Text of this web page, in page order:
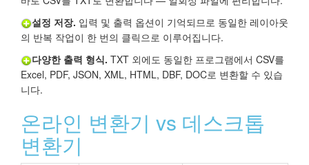
설정 저장. 입력 및 출력 옵션이 기억되므로 동일한 레이아웃
의 반복 작업이 한 번의 클릭으로 이루어집니다.
다양한 출력 형식. TXT 외에도 동일한 프로그램에서 CSV를
Excel, PDF, JSON, XML, HTML, DBF, DOC로 변환할 수 있습
니다.
온라인 변환기 vs 데스크톱
변환기